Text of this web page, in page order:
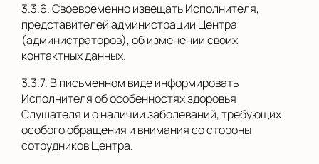
3.3.6. Своевременно извещать Исполнителя,
представителей администрации Центра
(администраторов), об изменении своих
контактных данных.
3.3.7. В письменном виде информировать
Исполнителя об особенностях здоровья
Слушателя и о наличии заболеваний, требующих
особого обращения и внимания со стороны
сотрудников Центра.